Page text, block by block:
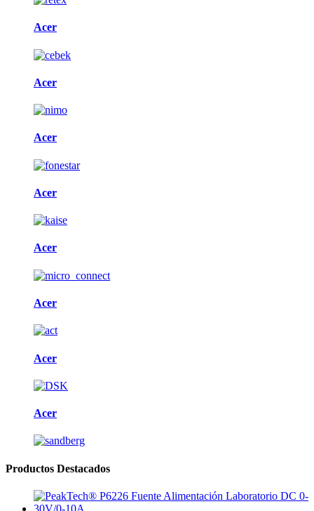
Acer
Acer
Acer
Acer
Acer
Acer
Acer
Acer
Productos Destacados